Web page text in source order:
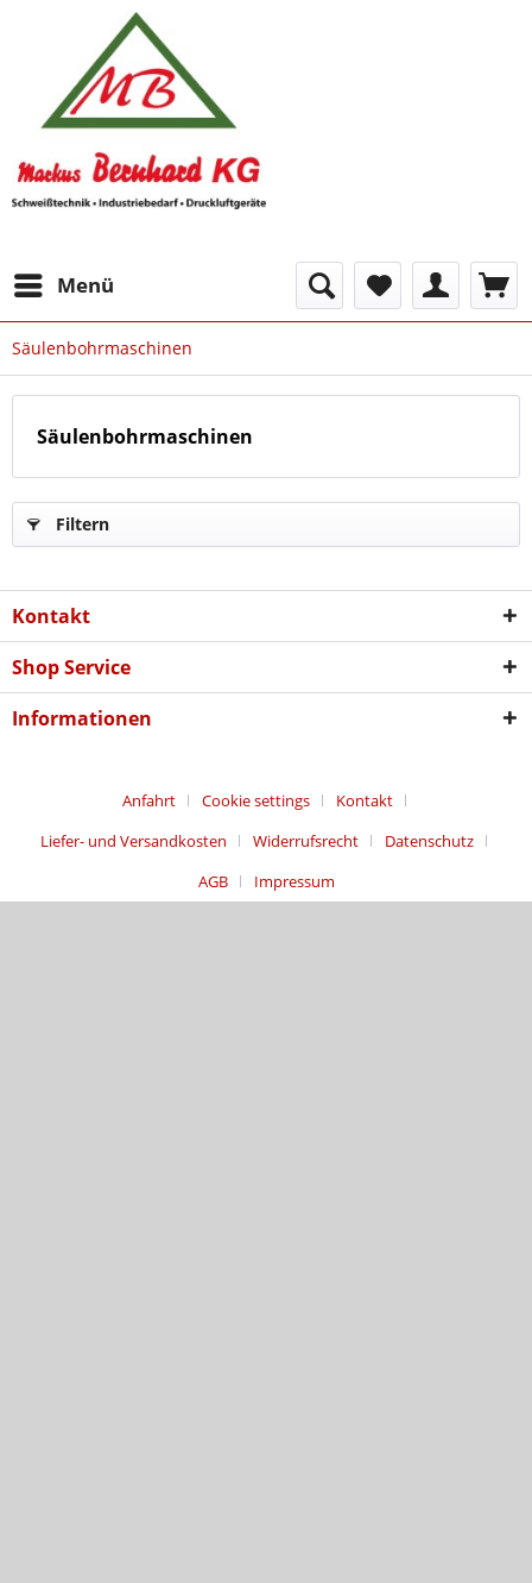
Menü
Säulenbohrmaschinen
Säulenbohrmaschinen
Filtern
Kontakt
Shop Service
Informationen
Anfahrt Cookie settings
Kontakt
Liefer- und Versandkosten
Widerrufsrecht
Datenschutz
AGB
Impressum